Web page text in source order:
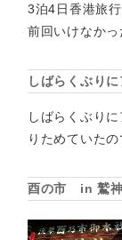
3泊4日香港旅
前回いけなか
しばらくぶり
しばらくぶり
りためていた
酉の市 in 鷲